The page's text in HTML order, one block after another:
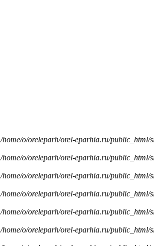
/home/o/oreleparh/orel-eparhia.ru/public_html/
/home/o/oreleparh/orel-eparhia.ru/public_html/
/home/o/oreleparh/orel-eparhia.ru/public_html/
/home/o/oreleparh/orel-eparhia.ru/public_html/
/home/o/oreleparh/orel-eparhia.ru/public_html/
/home/o/oreleparh/orel-eparhia.ru/public_html/